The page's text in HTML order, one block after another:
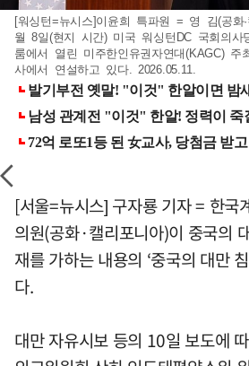
[워싱턴=뉴시스]이윤희 특파원 = 영 김(공화
월 8일(현지 시간) 미국 워싱턴DC 국회의
룸에서 열린 미주한인유권자연대(KAGC)
사에서 연설하고 있다. 2026.05.11.
[서울=뉴시스] 구자룡 기자 = 한국
의원(공화·캘리포니아)이 중국의
재를 가하는 내용의 ‘중국의 대만
다.
대만 자유시보 등의 10일 보도에